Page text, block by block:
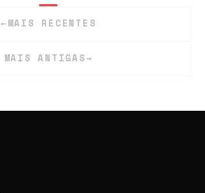
←MAIS RECENTES
MAIS ANTIGAS→